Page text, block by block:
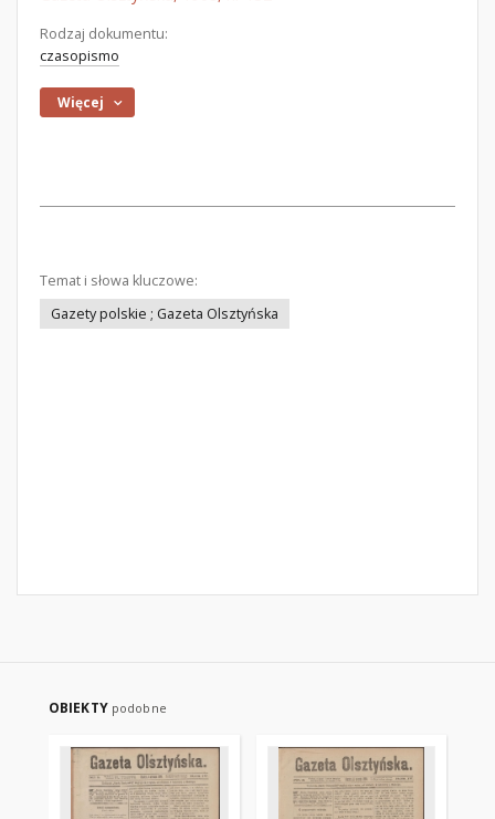
Rodzaj dokumentu:
czasopismo
Więcej
Temat i słowa kluczowe:
Gazety polskie ; Gazeta Olsztyńska
OBIEKTY podobne